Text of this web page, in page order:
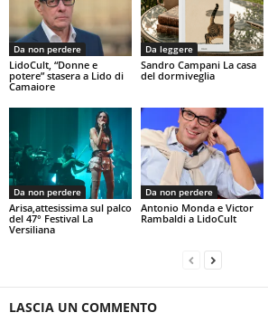
Da non perdere
LidoCult, “Donne e
potere” stasera a Lido di
Camaiore
Da leggere
Sandro Campani La casa
del dormiveglia
Da non perdere
Arisa,attesissima sul palco
del 47° Festival La
Versiliana
Da non perdere
Antonio Monda e Victor
Rambaldi a LidoCult
LASCIA UN COMMENTO